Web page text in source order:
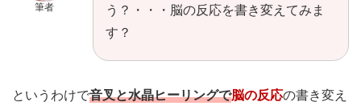
筆者
う？・・・脳の反応を書き変えてみま
す？
というわけで音叉と水晶ヒーリングで脳の反応の書き変え